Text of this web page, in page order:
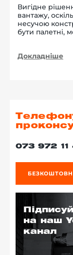
Вигідне
вантажу,
несучою
бути палетні,
Докладніше
073 972 11
на наш
канал